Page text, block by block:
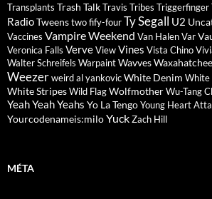
Transplants Trash TalkTravis Tribes Triggerfinger
RadioTweenstwo fify-fourTy Segall U2
Vaccines Vampire Weekend Van HalenVar
Veronica Falls VerveViewVines Vista Chino
Walter Schreifels WarpaintWavvesWaxahatchee
Weezerweird al yankovicWhite Denim White
White StripesWild FlagWolfmotherWu-Tang
Yeah Yeah Yeahs Yo La TengoYoung Heart
Yourcodenameis:miloYuckZach Hill
MÉTA